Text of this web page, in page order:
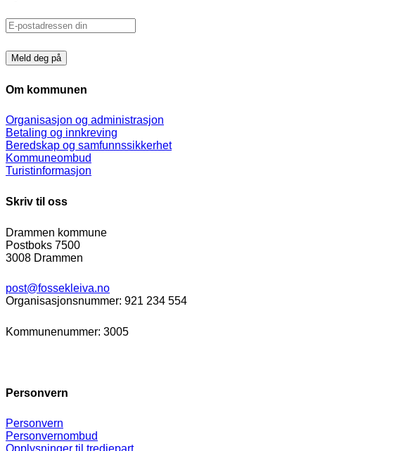
Om kommunen
Organisasjon og administrasjon
Betaling og innkreving
Beredskap og samfunnssikkerhet
Kommuneombud
Turistinformasjon
Skriv til oss
Drammen kommune
Postboks 7500
3008 Drammen
post@fossekleiva.no
Organisasjonsnummer: 921 234 554
Kommunenummer: 3005
Personvern
Personvern
Personvernombud